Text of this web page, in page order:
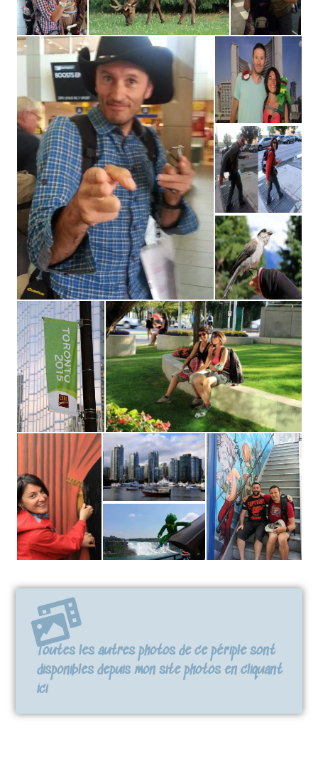
Toutes les autres photos de ce périple sont
disponibles depuis mon site photos en cliquant
ici